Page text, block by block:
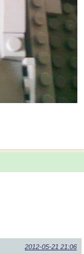
2012-05-21 21:06